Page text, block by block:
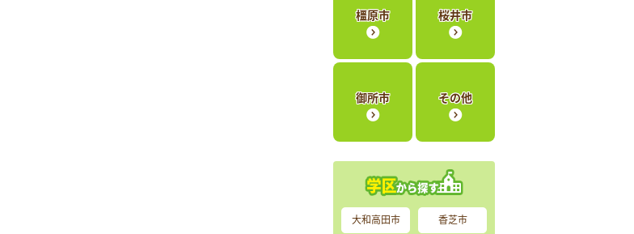
橿原市 桜井市
御所市 その他
大和高田市 香芝市